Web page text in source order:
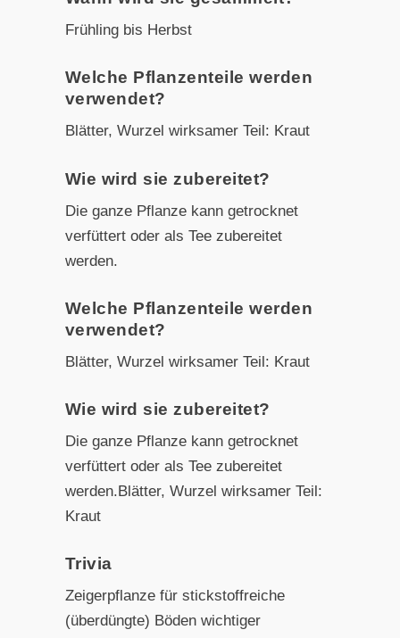
Frühling bis Herbst
Welche Pflanzenteile werden
verwendet?
Blätter, Wurzel wirksamer Teil: Kraut
Wie wird sie zubereitet?
Die ganze Pflanze kann getrocknet
verfüttert oder als Tee zubereitet
werden.
Welche Pflanzenteile werden
verwendet?
Blätter, Wurzel wirksamer Teil: Kraut
Wie wird sie zubereitet?
Die ganze Pflanze kann getrocknet
verfüttert oder als Tee zubereitet
werden.Blätter, Wurzel wirksamer Teil:
Kraut
Trivia
Zeigerpflanze für stickstoffreiche
(überdüngte) Böden wichtiger